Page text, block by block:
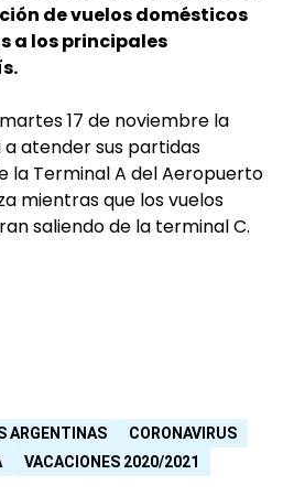
de vuelos domésticos
a los principales
17 de noviembre la
atender sus partidas
la Terminal A del Aeropuerto
mientras que los vuelos
saliendo de la terminal C.
ARGENTINAS
CORONAVIRUS
VACACIONES 2020/2021